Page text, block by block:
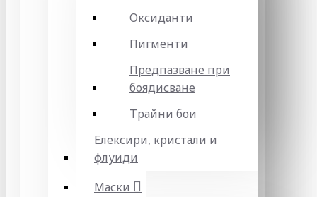
Оксиданти
Пигменти
Предпазване при
боядисване
Трайни бои
Елексири, кристали и
флуиди
Маски